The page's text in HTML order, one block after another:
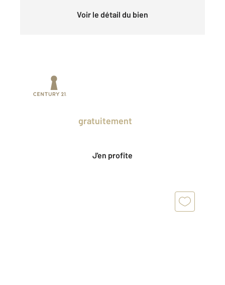
Voir le détail du bien
gratuitement
J'en profite